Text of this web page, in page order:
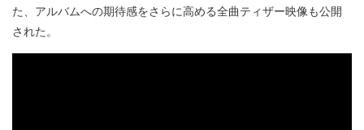
た、アルバムへの期待感をさらに高める全曲ティザー映像も公開
された。